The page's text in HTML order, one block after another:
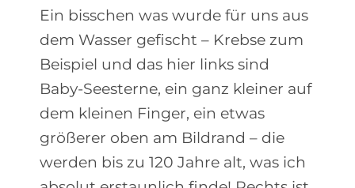
Ein bisschen was wurde für uns aus
dem Wasser gefischt – Krebse zum
Beispiel und das hier links sind
Baby-Seesterne, ein ganz kleiner auf
dem kleinen Finger, ein etwas
größerer oben am Bildrand – die
werden bis zu 120 Jahre alt, was ich